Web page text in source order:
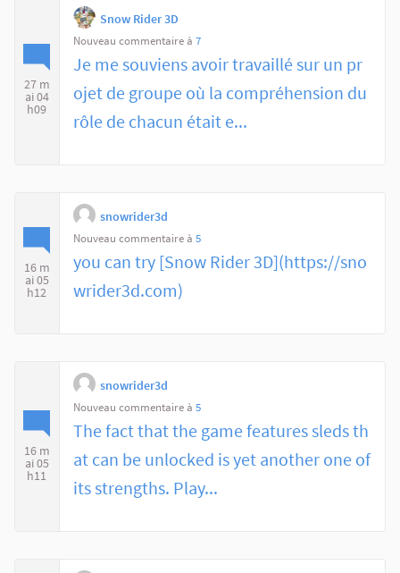
27 m
ai 04
h09
Snow Rider 3D
Nouveau commentaire à 7
Je me souviens avoir travaillé sur un pr
ojet de groupe où la compréhension du
rôle de chacun était e...
16 m
ai 05
h12
snowrider3d
Nouveau commentaire à 5
you can try [Snow Rider 3D](https://sno
wrider3d.com)
16 m
ai 05
h11
snowrider3d
Nouveau commentaire à 5
The fact that the game features sleds th
at can be unlocked is yet another one of
its strengths. Play...